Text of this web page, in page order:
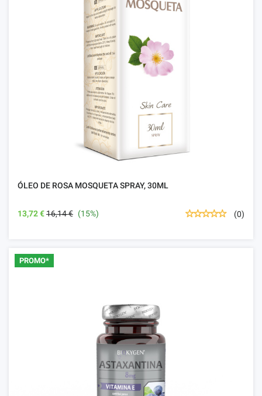
ÓLEO DE ROSA MOSQUETA SPRAY, 30ML
13,72 €16,14 € (15%) (0)
PROMO*